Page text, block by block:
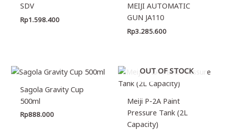
SDV
Rp1.598.400
MEIJI AUTOMATIC
GUN JA110
Rp3.285.600
Sagola Gravity Cup
500ml
Rp888.000
OUT OF STOCK
Meiji P-2A Paint
Pressure Tank (2L
Capacity)